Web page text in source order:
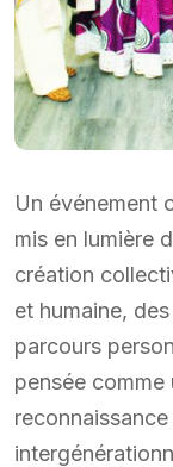
Un événement
mis en lumière
création
et humaine,
parcours
pensée